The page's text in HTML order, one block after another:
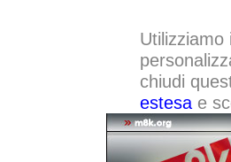
chiudi
estesae